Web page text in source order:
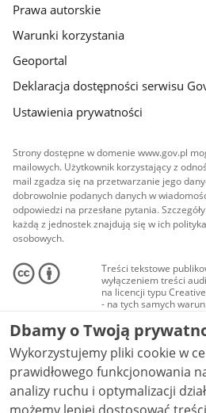
Prawa autorskie
Warunki korzystania
Geoportal
Deklaracja dostępności serwisu
Ustawienia prywatności
Strony dostępne w domenie www.gov.pl
mailowych. Użytkownik korzystający z
mail zgadza się na przetwarzanie jego
dobrowolnie podanych danych w
odpowiedzi na przesłane pytania.
każdą z jednostek znajdują się w ich
osobowych.
Treści tekstowe
wyłączeniem treści
na licencji typu
- na tych samych
Materiały
audio i wideo, są
Creative Commons:
niekomercyjne - bez
NC-ND 4.0), o ile nie
Dbamy o Twoją
Wykorzystujemy pliki cookie w
prawidłowego funkcjonowania
analizy ruchu i optymalizacji działania